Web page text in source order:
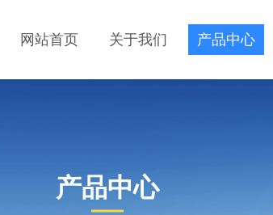
网站首页 关于我们 产品中心
产品中心